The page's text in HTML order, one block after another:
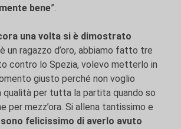
bene”.
una volta si è dimostrato
un ragazzo d’oro, abbiamo fatto tre
contro lo Spezia, volevo metterlo in
giusto perché non voglio
qualità per tutta la partita quando so
per mezz’ora. Si allena tantissimo e
sono felicissimo di averlo avuto